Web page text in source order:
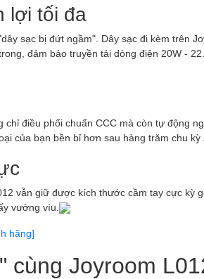
lợi tối đa
sạc bị đứt ngầm". Dây sạc đi kèm trên
đảm bảo truyền tải dòng điện 20W -
điều phối chuẩn CCC mà còn tự động
của bạn bền bỉ hơn sau hàng trăm chu kỳ
vẫn giữ được kích thước cầm tay cực kỳ
vướng víu.
hãng]
cùng Joyroom